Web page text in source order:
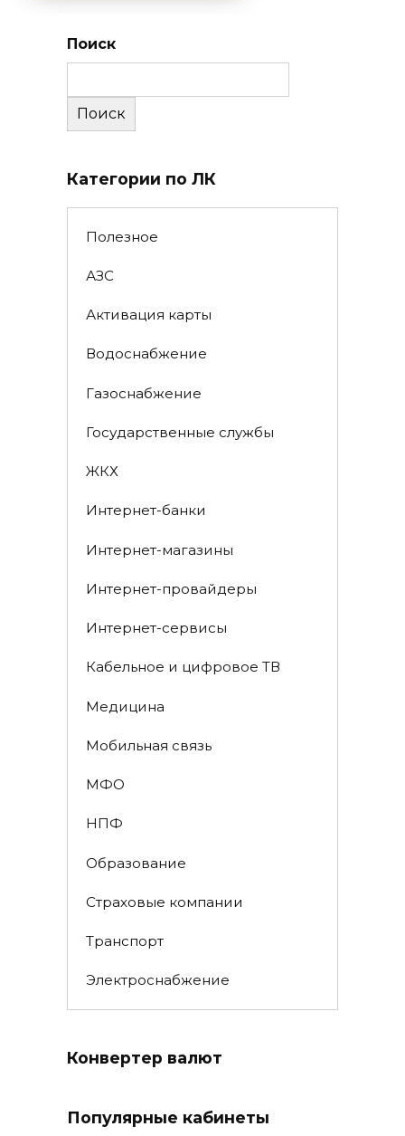
Поиск
Поиск
Категории по ЛК
Полезное
АЗС
Активация карты
Водоснабжение
Газоснабжение
Государственные службы
ЖКХ
Интернет-банки
Интернет-магазины
Интернет-провайдеры
Интернет-сервисы
Кабельное и цифровое ТВ
Медицина
Мобильная связь
МФО
НПФ
Образование
Страховые компании
Транспорт
Электроснабжение
Конвертер валют
Популярные кабинеты